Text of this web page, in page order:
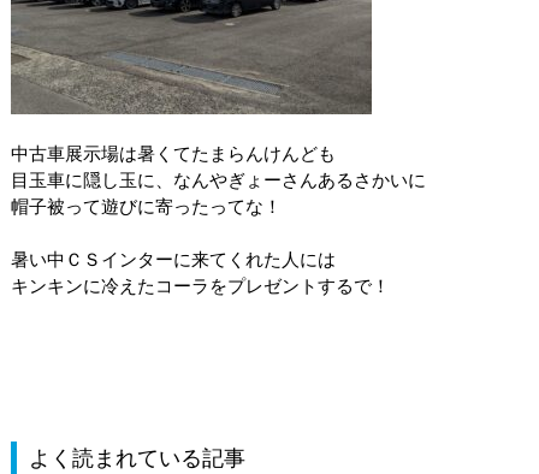
中古車展示場は暑くてたまらんけんども
目玉車に隠し玉に、なんやぎょーさんあるさかいに
帽子被って遊びに寄ったってな！
暑い中ＣＳインターに来てくれた人には
キンキンに冷えたコーラをプレゼントするで！
よく読まれている記事